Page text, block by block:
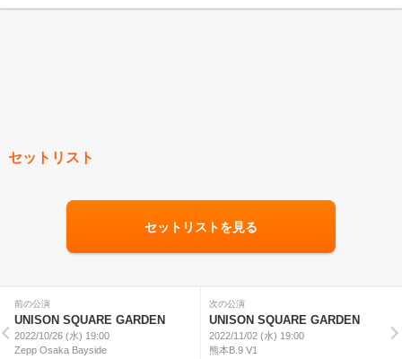
セットリスト
セットリストを見る
前の公演
UNISON SQUARE GARDEN
2022/10/26 (水) 19:00
Zepp Osaka Bayside
次の公演
UNISON SQUARE GARDEN
2022/11/02 (水) 19:00
熊本B.9 V1